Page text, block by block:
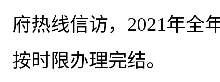
府热线信访， 2021年全
按时限办理完结。